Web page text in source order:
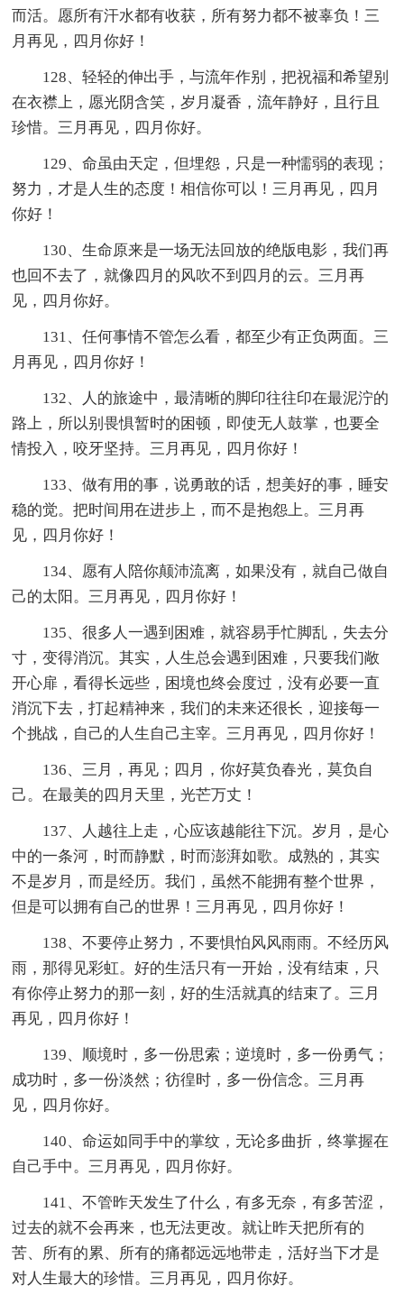
而活。愿所有汗水都有收获，所有努力都不被辜负！三
月再见，四月你好！
128、轻轻的伸出手，与流年作别，把祝福和希望别
在衣襟上，愿光阴含笑，岁月凝香，流年静好，且行且
珍惜。三月再见，四月你好。
129、命虽由天定，但埋怨，只是一种懦弱的表现；
努力，才是人生的态度！相信你可以！三月再见，四月
你好！
130、生命原来是一场无法回放的绝版电影，我们再
也回不去了，就像四月的风吹不到四月的云。三月再
见，四月你好。
131、任何事情不管怎么看，都至少有正负两面。三
月再见，四月你好！
132、人的旅途中，最清晰的脚印往往印在最泥泞的
路上，所以别畏惧暂时的困顿，即使无人鼓掌，也要全
情投入，咬牙坚持。三月再见，四月你好！
133、做有用的事，说勇敢的话，想美好的事，睡安
稳的觉。把时间用在进步上，而不是抱怨上。三月再
见，四月你好！
134、愿有人陪你颠沛流离，如果没有，就自己做自
己的太阳。三月再见，四月你好！
135、很多人一遇到困难，就容易手忙脚乱，失去分
寸，变得消沉。其实，人生总会遇到困难，只要我们敞
开心扉，看得长远些，困境也终会度过，没有必要一直
消沉下去，打起精神来，我们的未来还很长，迎接每一
个挑战，自己的人生自己主宰。三月再见，四月你好！
136、三月，再见；四月，你好莫负春光，莫负自
己。在最美的四月天里，光芒万丈！
137、人越往上走，心应该越能往下沉。岁月，是心
中的一条河，时而静默，时而澎湃如歌。成熟的，其实
不是岁月，而是经历。我们，虽然不能拥有整个世界，
但是可以拥有自己的世界！三月再见，四月你好！
138、不要停止努力，不要惧怕风风雨雨。不经历风
雨，那得见彩虹。好的生活只有一开始，没有结束，只
有你停止努力的那一刻，好的生活就真的结束了。三月
再见，四月你好！
139、顺境时，多一份思索；逆境时，多一份勇气；
成功时，多一份淡然；彷徨时，多一份信念。三月再
见，四月你好。
140、命运如同手中的掌纹，无论多曲折，终掌握在
自己手中。三月再见，四月你好。
141、不管昨天发生了什么，有多无奈，有多苦涩，
过去的就不会再来，也无法更改。就让昨天把所有的
苦、所有的累、所有的痛都远远地带走，活好当下才是
对人生最大的珍惜。三月再见，四月你好。